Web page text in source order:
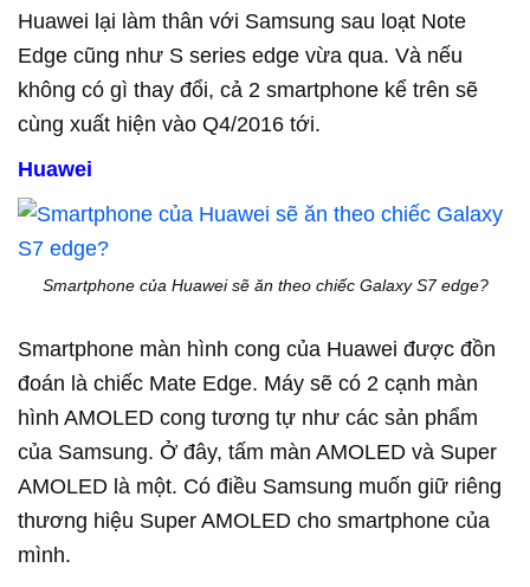
Huawei lại làm thân với Samsung sau loạt Note
Edge cũng như S series edge vừa qua. Và nếu
không có gì thay đổi, cả 2 smartphone kể trên sẽ
cùng xuất hiện vào Q4/2016 tới.
Huawei
Smartphone của Huawei sẽ ăn theo chiếc Galaxy S7 edge?
Smartphone màn hình cong của Huawei được đồn
đoán là chiếc Mate Edge. Máy sẽ có 2 cạnh màn
hình AMOLED cong tương tự như các sản phẩm
của Samsung. Ở đây, tấm màn AMOLED và Super
AMOLED là một. Có điều Samsung muốn giữ riêng
thương hiệu Super AMOLED cho smartphone của
mình.